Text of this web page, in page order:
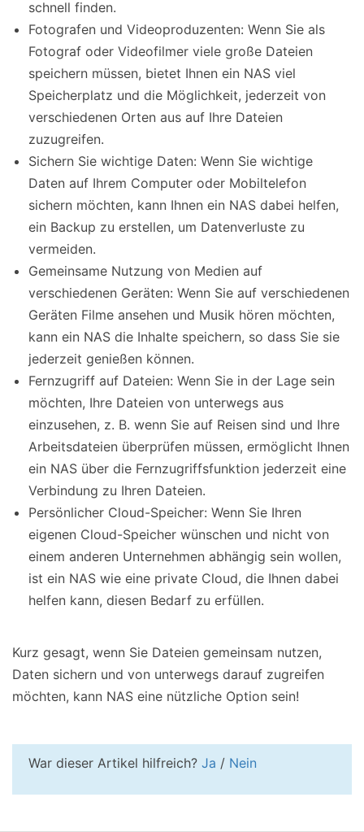
schnell finden.
Fotografen und Videoproduzenten: Wenn Sie als
Fotograf oder Videofilmer viele große Dateien
speichern müssen, bietet Ihnen ein NAS viel
Speicherplatz und die Möglichkeit, jederzeit von
verschiedenen Orten aus auf Ihre Dateien
zuzugreifen.
Sichern Sie wichtige Daten: Wenn Sie wichtige
Daten auf Ihrem Computer oder Mobiltelefon
sichern möchten, kann Ihnen ein NAS dabei helfen,
ein Backup zu erstellen, um Datenverluste zu
vermeiden.
Gemeinsame Nutzung von Medien auf
verschiedenen Geräten: Wenn Sie auf verschiedenen
Geräten Filme ansehen und Musik hören möchten,
kann ein NAS die Inhalte speichern, so dass Sie sie
jederzeit genießen können.
Fernzugriff auf Dateien: Wenn Sie in der Lage sein
möchten, Ihre Dateien von unterwegs aus
einzusehen, z. B. wenn Sie auf Reisen sind und Ihre
Arbeitsdateien überprüfen müssen, ermöglicht Ihnen
ein NAS über die Fernzugriffsfunktion jederzeit eine
Verbindung zu Ihren Dateien.
Persönlicher Cloud-Speicher: Wenn Sie Ihren
eigenen Cloud-Speicher wünschen und nicht von
einem anderen Unternehmen abhängig sein wollen,
ist ein NAS wie eine private Cloud, die Ihnen dabei
helfen kann, diesen Bedarf zu erfüllen.
Kurz gesagt, wenn Sie Dateien gemeinsam nutzen,
Daten sichern und von unterwegs darauf zugreifen
möchten, kann NAS eine nützliche Option sein!
War dieser Artikel hilfreich? Ja / Nein